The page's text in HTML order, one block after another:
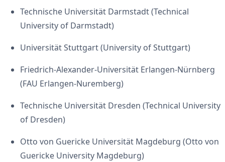
Technische Universität Darmstadt (Technical
University of Darmstadt)
Universität Stuttgart (University of Stuttgart)
Friedrich-Alexander-Universität Erlangen-Nürnberg
(FAU Erlangen-Nuremberg)
Technische Universität Dresden (Technical University
of Dresden)
Otto von Guericke Universität Magdeburg (Otto von
Guericke University Magdeburg)